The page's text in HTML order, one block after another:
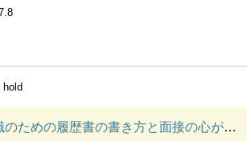
hold
ための履歴書の書き方と面接の心がまえ ビジネス教材シリーズ